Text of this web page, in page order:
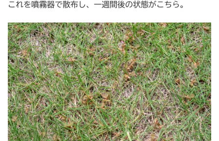
これを噴霧器で散布し、一週間後の状態がこちら。